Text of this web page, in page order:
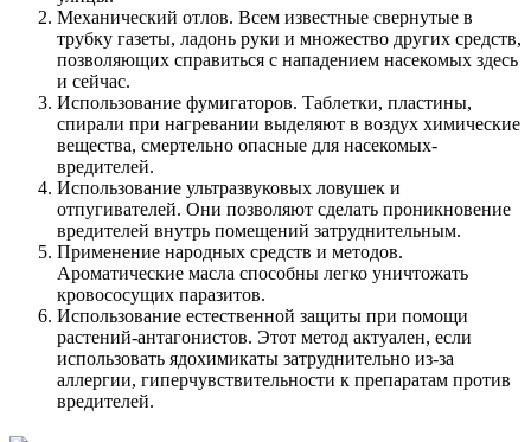
Механический отлов. Всем известные свернутые в
трубку газеты, ладонь руки и множество других средств,
позволяющих справиться с нападением насекомых здесь
и сейчас.
Использование фумигаторов. Таблетки, пластины,
спирали при нагревании выделяют в воздух химические
вещества, смертельно опасные для насекомых-
вредителей.
Использование ультразвуковых ловушек и
отпугивателей. Они позволяют сделать проникновение
вредителей внутрь помещений затруднительным.
Применение народных средств и методов.
Ароматические масла способны легко уничтожать
кровососущих паразитов.
Использование естественной защиты при помощи
растений-антагонистов. Этот метод актуален, если
использовать ядохимикаты затруднительно из-за
аллергии, гиперчувствительности к препаратам против
вредителей.